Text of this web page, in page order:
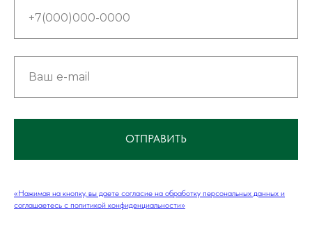
ОТПРАВИТЬ
«Нажимая на кнопку, вы даете согласие на обработку персональных данных и
соглашаетесь c политикой конфиденциальности»